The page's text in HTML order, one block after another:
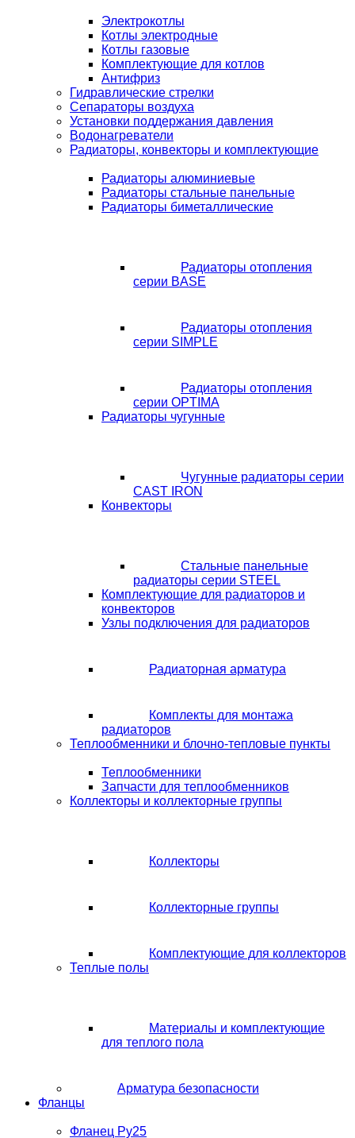
Электрокотлы
Котлы электродные
Котлы газовые
Комплектующие для котлов
Антифриз
Гидравлические стрелки
Сепараторы воздуха
Установки поддержания давления
Водонагреватели
Радиаторы, конвекторы и комплектующие
Радиаторы алюминиевые
Радиаторы стальные панельные
Радиаторы биметаллические
Радиаторы отопления
серии BASE
Радиаторы отопления
серии SIMPLE
Радиаторы отопления
серии OPTIMA
Радиаторы чугунные
Чугунные радиаторы серии
CAST IRON
Конвекторы
Стальные панельные
радиаторы серии STEEL
Комплектующие для радиаторов и
конвекторов
Узлы подключения для радиаторов
Радиаторная арматура
Комплекты для монтажа
радиаторов
Теплообменники и блочно-тепловые пункты
Теплообменники
Запчасти для теплообменников
Коллекторы и коллекторные группы
Коллекторы
Коллекторные группы
Комплектующие для коллекторов
Теплые полы
Материалы и комплектующие
для теплого пола
Арматура безопасности
Фланцы
Фланец Ру25